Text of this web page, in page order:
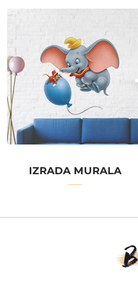
IZRADA MURALA